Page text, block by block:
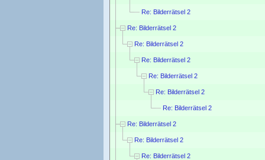
Re: Bilderrätsel 2
Re: Bilderrätsel 2
Re: Bilderrätsel 2
Re: Bilderrätsel 2
Re: Bilderrätsel 2
Re: Bilderrätsel 2
Re: Bilderrätsel 2
Re: Bilderrätsel 2
Re: Bilderrätsel 2
Re: Bilderrätsel 2